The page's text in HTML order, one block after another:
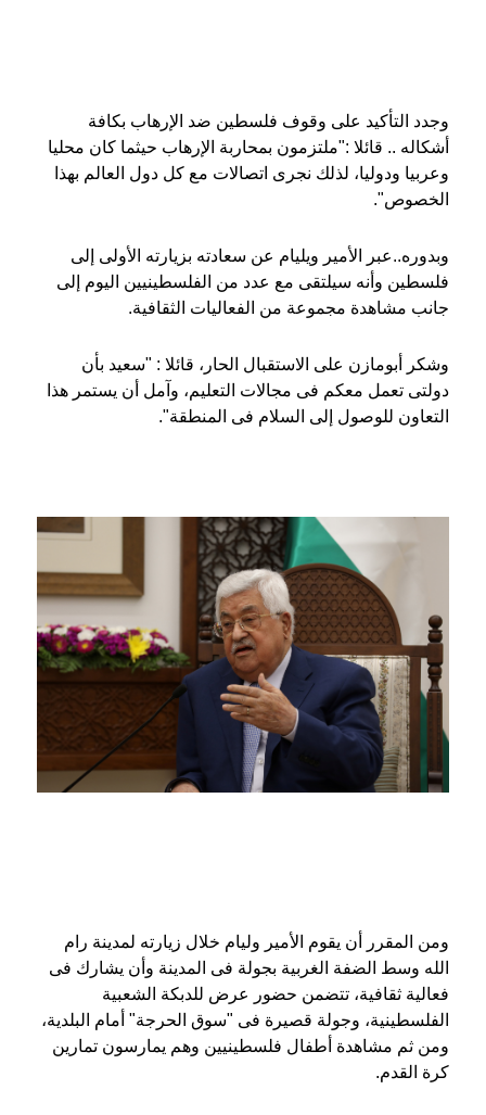
وجدد التأكيد على وقوف فلسطين ضد الإرهاب بكافة
أشكاله .. قائلا :"ملتزمون بمحاربة الإرهاب حيثما كان محليا
وعربيا ودوليا، لذلك نجرى اتصالات مع كل دول العالم بهذا
الخصوص".
وبدوره..عبر الأمير ويليام عن سعادته بزيارته الأولى إلى
فلسطين وأنه سيلتقى مع عدد من الفلسطينيين اليوم إلى
جانب مشاهدة مجموعة من الفعاليات الثقافية.
وشكر أبومازن على الاستقبال الحار، قائلا : "سعيد بأن
دولتى تعمل معكم فى مجالات التعليم، وآمل أن يستمر هذا
التعاون للوصول إلى السلام فى المنطقة".
ومن المقرر أن يقوم الأمير وليام خلال زيارته لمدينة رام
الله وسط الضفة الغربية بجولة فى المدينة وأن يشارك فى
فعالية ثقافية، تتضمن حضور عرض للدبكة الشعبية
الفلسطينية، وجولة قصيرة فى "سوق الحرجة" أمام البلدية،
ومن ثم مشاهدة أطفال فلسطينيين وهم يمارسون تمارين
كرة القدم.